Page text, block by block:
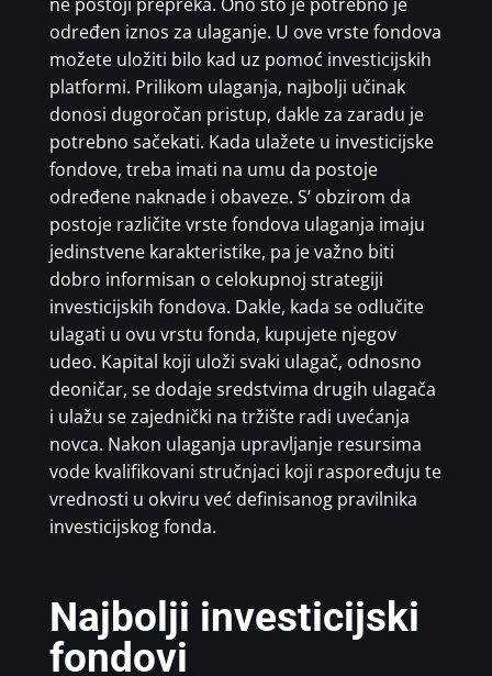
određen iznos za ulaganje. U ove vrste fondova
možete uložiti bilo kad uz pomoć investicijskih
platformi. Prilikom ulaganja, najbolji učinak
donosi dugoročan pristup, dakle za zaradu je
potrebno sačekati. Kada ulažete u investicijske
fondove, treba imati na umu da postoje
određene naknade i obaveze. S’ obzirom da
postoje različite vrste fondova ulaganja imaju
jedinstvene karakteristike, pa je važno biti
dobro informisan o celokupnoj strategiji
investicijskih fondova. Dakle, kada se odlučite
ulagati u ovu vrstu fonda, kupujete njegov
udeo. Kapital koji uloži svaki ulagač, odnosno
deoničar, se dodaje sredstvima drugih ulagača
i ulažu se zajednički na tržište radi uvećanja
novca. Nakon ulaganja upravljanje resursima
vode kvalifikovani stručnjaci koji raspoređuju te
vrednosti u okviru već definisanog pravilnika
investicijskog fonda.
Najbolji investicijski
fondovi